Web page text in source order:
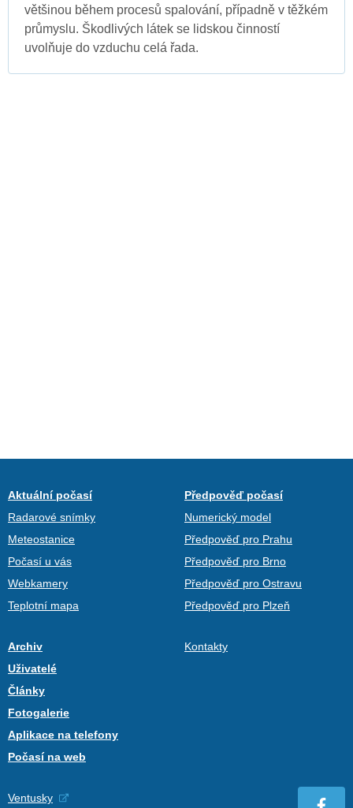
většinou během procesů spalování, případně v těžkém
průmyslu. Škodlivých látek se lidskou činností
uvolňuje do vzduchu celá řada.
Aktuální počasí
Radarové snímky
Meteostanice
Počasí u vás
Webkamery
Teplotní mapa
Předpověď počasí
Numerický model
Předpověď pro Prahu
Předpověď pro Brno
Předpověď pro Ostravu
Předpověď pro Plzeň
Archiv
Uživatelé
Články
Fotogalerie
Aplikace na telefony
Počasí na web
Kontakty
Ventusky